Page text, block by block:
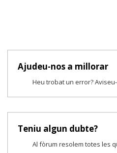
Ajudeu-nos a millorar
Heu trobat un error?
Teniu algun dubte?
Al fòrum resolem totes les